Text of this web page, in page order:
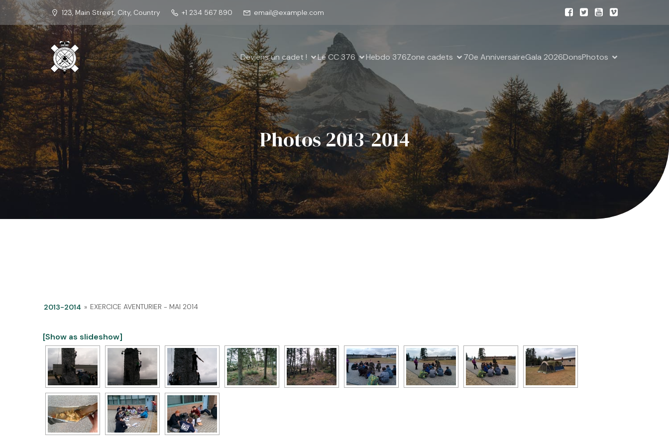
123, Main Street, City, Country +1 234 567 890 email@example.com
Deviens un cadet ! Le CC 376 Hebdo 376Zone cadets 70e AnniversaireGala 2026DonsPhotos
Photos 2013-2014
2013-2014 » EXERCICE AVENTURIER - MAI 2014
[Show as slideshow]